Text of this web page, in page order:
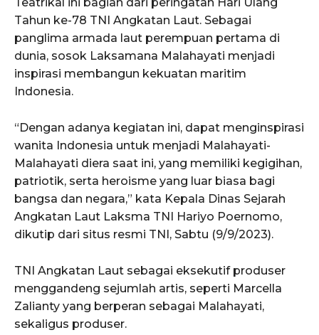
Tahun ke-78 TNI Angkatan Laut. Sebagai
panglima armada laut perempuan pertama di
dunia, sosok Laksamana Malahayati menjadi
inspirasi membangun kekuatan maritim
Indonesia.
“Dengan adanya kegiatan ini, dapat menginspirasi
wanita Indonesia untuk menjadi Malahayati-
Malahayati diera saat ini, yang memiliki kegigihan,
patriotik, serta heroisme yang luar biasa bagi
bangsa dan negara,” kata Kepala Dinas Sejarah
Angkatan Laut Laksma TNI Hariyo Poernomo,
dikutip dari situs resmi TNI, Sabtu (9/9/2023).
TNI Angkatan Laut sebagai eksekutif produser
menggandeng sejumlah artis, seperti Marcella
Zalianty yang berperan sebagai Malahayati,
sekaligus produser.